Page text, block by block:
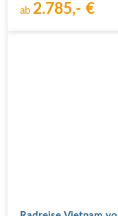
ab 2.785,- €